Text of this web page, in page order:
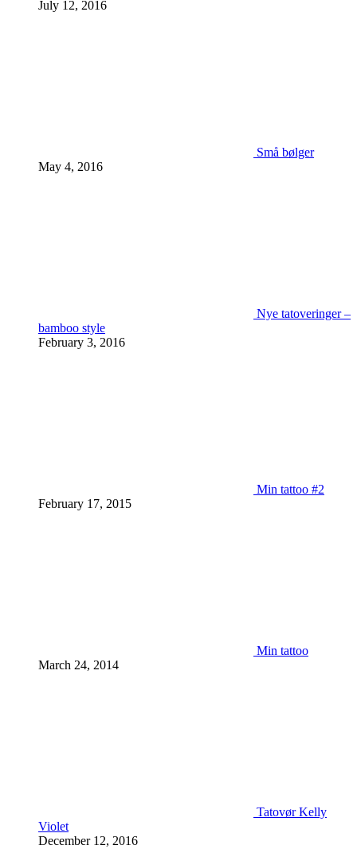
July 12, 2016
Små bølger
May 4, 2016
Nye tatoveringer –
bamboo style
February 3, 2016
Min tattoo #2
February 17, 2015
Min tattoo
March 24, 2014
Tatovør Kelly
Violet
December 12, 2016